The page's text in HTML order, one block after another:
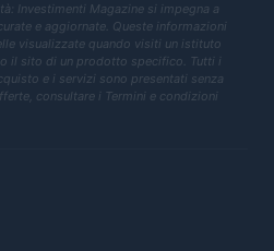
Investimenti Magazine si impegna a
e aggiornate. Queste informazioni
visualizzate quando visiti un istituto
il sito di un prodotto specifico. Tutti i
e i servizi sono presentati senza
consultare i Termini e condizioni